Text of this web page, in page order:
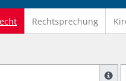
Rechtsprechung